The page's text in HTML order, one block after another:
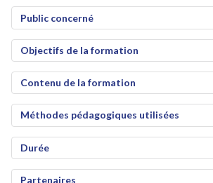
Public concerné
Objectifs de la formation
Contenu de la formation
Méthodes pédagogiques utilisées
Durée
Partenaires